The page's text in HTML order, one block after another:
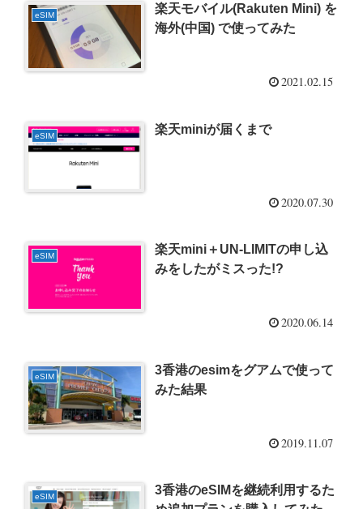
eSIM
楽天モバイル(Rakuten Mini) を
海外(中国) で使ってみた
2021.02.15
eSIM 楽天miniが届くまで
2020.07.30
eSIM
楽天mini＋UN-LIMITの申し込
みをしたがミスった!?
2020.06.14
eSIM
3香港のesimをグアムで使って
みた結果
2019.11.07
eSIM
3香港のeSIMを継続利用するた